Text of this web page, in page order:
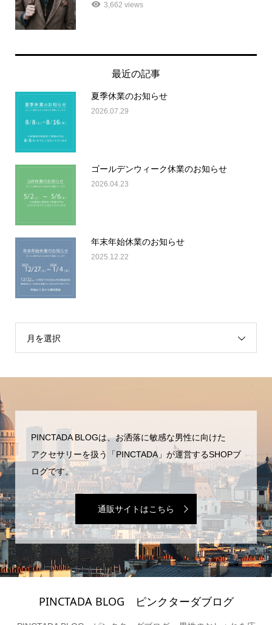
3,662 views
最近の記事
夏季休業のお知らせ
2026.07.29
ゴールデンウィーク休業のお知らせ
2026.04.23
年末年始休業のお知らせ
2025.12.22
月を選択
PINCTADA BLOGは、お洒落に敏感な男性に向けた
アクセサリーを扱う「PINCTADA」が運営するSHOPブ
ログです。
通販サイトはこちら
PINCTADA BLOG ピンクターダブログ